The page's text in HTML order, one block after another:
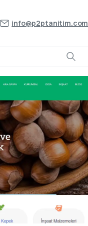
info@p2ptanitim.com